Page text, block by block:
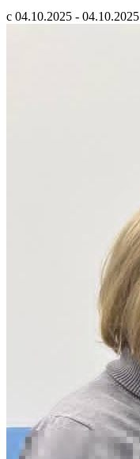
с 04.10.2025 - 04.10.2025